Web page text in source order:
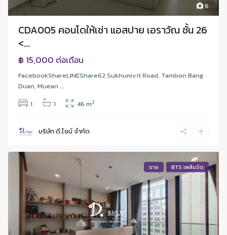
6
CDA005 คอนโดให้เช่า แอสปาย เอราวัณ ชั้น 26
<...
฿ 15,000 ต่อเดือน
FacebookShareLINEShare62 Sukhumvit Road, Tambon Bang
Duan, Muean ...
1
1 46 m2
บริษัท ดี.ไซน์ จํากัด
ขาย BTS เพลินจิต